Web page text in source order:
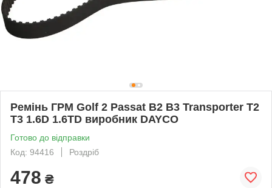
Ремінь ГРМ Golf 2 Passat B2 B3 Transporter T2
T3 1.6D 1.6TD виробник DAYCO
Готово до відправки
Код: 94416
Роздріб
478 ₴